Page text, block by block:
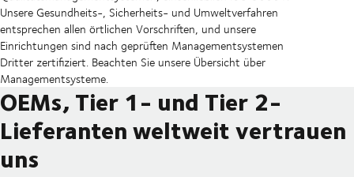
Unsere Gesundheits-, Sicherheits- und Umweltverfahren
entsprechen allen örtlichen Vorschriften, und unsere
Einrichtungen sind nach geprüften Managementsystemen
Dritter zertifiziert. Beachten Sie unsere Übersicht über
Managementsysteme.
OEMs, Tier 1- und Tier 2-
Lieferanten weltweit vertrauen
uns